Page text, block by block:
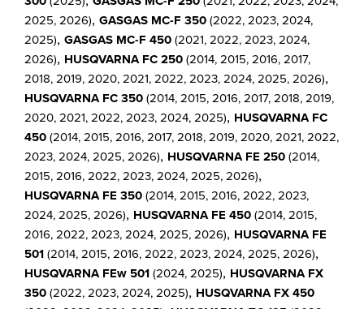
2025, 2026), GASGAS MC-F 350(2022, 2023, 2024,
2025), GASGAS MC-F 450(2021, 2022, 2023, 2024,
2026), HUSQVARNA FC 250(2014, 2015, 2016, 2017,
2018, 2019, 2020, 2021, 2022, 2023, 2024, 2025, 2026),
HUSQVARNA FC 350(2014, 2015, 2016, 2017, 2018, 2019,
2020, 2021, 2022, 2023, 2024, 2025), HUSQVARNA FC
450(2014, 2015, 2016, 2017, 2018, 2019, 2020, 2021, 2022,
2023, 2024, 2025, 2026), HUSQVARNA FE 250(2014,
2015, 2016, 2022, 2023, 2024, 2025, 2026),
HUSQVARNA FE 350(2014, 2015, 2016, 2022, 2023,
2024, 2025, 2026), HUSQVARNA FE 450(2014, 2015,
2016, 2022, 2023, 2024, 2025, 2026), HUSQVARNA FE
501(2014, 2015, 2016, 2022, 2023, 2024, 2025, 2026),
HUSQVARNA FEw 501(2024, 2025), HUSQVARNA FX
350(2022, 2023, 2024, 2025), HUSQVARNA FX 450